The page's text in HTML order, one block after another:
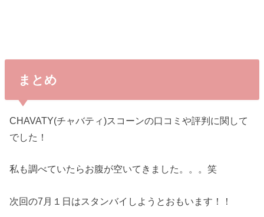
まとめ
CHAVATY(チャバティ)スコーンの口コミや評判に関して
でした！
私も調べていたらお腹が空いてきました。。。笑
次回の7月１日はスタンバイしようとおもいます！！